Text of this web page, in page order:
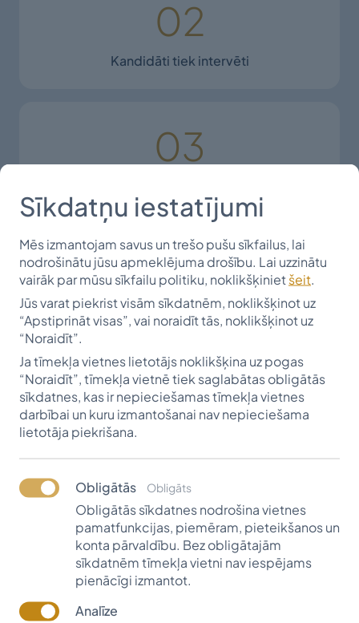
02
Kandidāti tiek intervēti
03
nosūtīti elektroniski kandidātam personīgi
Kā pieteikties stipendijai?
Jāizpilda un jāiesniedz elektroniskā anketa. Lai
to aizpildītu, klikšķiniet uz zemāk esošās
pogas. Tikai iesūtot anketu elektroniski,
kandidāts reģistrējas datu bāzē un piedalās
konkursā. Pieteikumus fonds pieņem no 12.
klašu skolēniem katru gadu no
1. februāra līdz 1. martam.
PIETEIKUMA ANKETA
Sīkdatņu iestatījumi
Mēs izmantojam savus un trešo pušu sīkfailus, lai
nodrošinātu jūsu apmeklējuma drošību. Lai uzzinātu
vairāk par mūsu sīkfailu politiku, noklikšķiniet šeit.
Jūs varat piekrist visām sīkdatnēm, noklikšķinot uz
“Apstiprināt visas”, vai noraidīt tās, noklikšķinot uz
“Noraidīt”.
Ja tīmekļa vietnes lietotājs noklikšķina uz pogas
“Noraidīt”, tīmekļa vietnē tiek saglabātas obligātās
sīkdatnes, kas ir nepieciešamas tīmekļa vietnes
darbībai un kuru izmantošanai nav nepieciešama
lietotāja piekrišana.
Obligātās Obligāts
Obligātās sīkdatnes nodrošina vietnes
pamatfunkcijas, piemēram, pieteikšanos un
konta pārvaldību. Bez obligātajām
sīkdatnēm tīmekļa vietni nav iespējams
pienācīgi izmantot.
Analīze